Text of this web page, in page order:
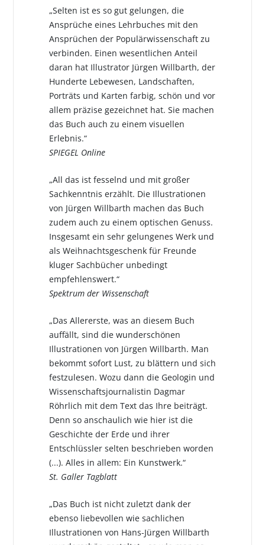
„Selten ist es so gut gelungen, die
Ansprüche eines Lehrbuches mit den
Ansprüchen der Populärwissenschaft zu
verbinden. Einen wesentlichen Anteil
daran hat Illustrator Jürgen Willbarth, der
Hunderte Lebewesen, Landschaften,
Porträts und Karten farbig, schön und vor
allem präzise gezeichnet hat. Sie machen
das Buch auch zu einem visuellen
Erlebnis.“
SPIEGEL Online
„All das ist fesselnd und mit großer
Sachkenntnis erzählt. Die Illustrationen
von Jürgen Willbarth machen das Buch
zudem auch zu einem optischen Genuss.
Insgesamt ein sehr gelungenes Werk und
als Weihnachtsgeschenk für Freunde
kluger Sachbücher unbedingt
empfehlenswert.“
Spektrum der Wissenschaft
„Das Allererste, was an diesem Buch
auffällt, sind die wunderschönen
Illustrationen von Jürgen Willbarth. Man
bekommt sofort Lust, zu blättern und sich
festzulesen. Wozu dann die Geologin und
Wissenschaftsjournalistin Dagmar
Röhrlich mit dem Text das Ihre beiträgt.
Denn so anschaulich wie hier ist die
Geschichte der Erde und ihrer
Entschlüssler selten beschrieben worden
(...). Alles in allem: Ein Kunstwerk.“
St. Galler Tagblatt
„Das Buch ist nicht zuletzt dank der
ebenso liebevollen wie sachlichen
Illustrationen von Hans-Jürgen Willbarth